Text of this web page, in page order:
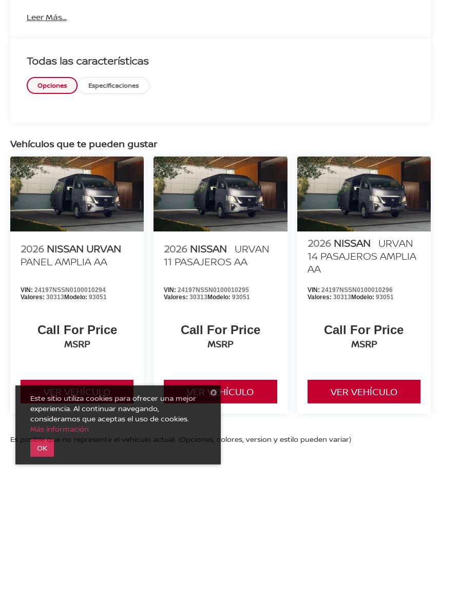
Leer Más...
Todas las características
Opciones Especificaciones
Vehículos que te pueden gustar
2026 NISSAN URVAN
PANEL AMPLIA AA
VIN: 24197NSSN0100010294
Valores: 30313Modelo: 93051
Call For Price
MSRP
VER VEHÍCULO
2026 NISSAN
URVAN
11 PASAJEROS AA
VIN:24197NSSN0100010295
Valores:30313Modelo:93051
Call For Price
MSRP
VER VEHÍCULO
2026 NISSAN
URVAN
14 PASAJEROS AMPLIA
AA
VIN: 24197NSSN0100010296
Valores: 30313Modelo: 93051
Call For Price
MSRP
VER VEHÍCULO
Es posible que no represente el vehiculo actual. (Opciones, colores, version y estilo pueden variar)
Este sitio utiliza cookies para ofrecer una mejor
experiencia. Al continuar navegando,
consideramos que aceptas el uso de cookies.
Más información
OK